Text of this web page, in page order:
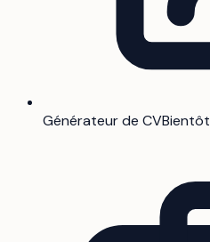
Générateur de CVBientôt